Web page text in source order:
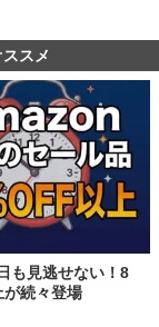
スメ
も見逃せない！8
続々登場